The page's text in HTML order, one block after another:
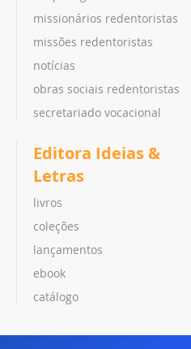
missionários redentoristas
missões redentoristas
notícias
obras sociais redentoristas
secretariado vocacional
Editora Ideias &
Letras
livros
coleções
lançamentos
ebook
catálogo